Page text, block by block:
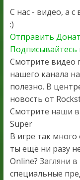
С нас - видео, а
:)
Отправить Донат
Подписывайтесь
Смотрите видео
нашего канала
полезно. В
новость от
Смотрите наши
Super
В игре так
ты ещё ни разу
Online? Загляни
специальные